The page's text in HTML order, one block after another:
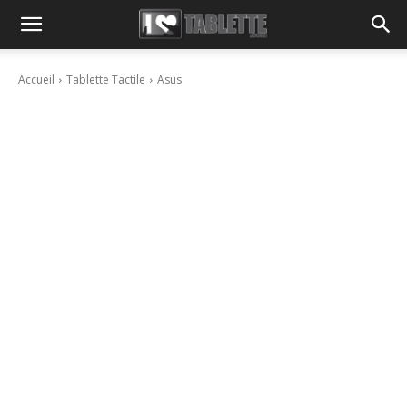
Accueil Tablette Tactile Asus